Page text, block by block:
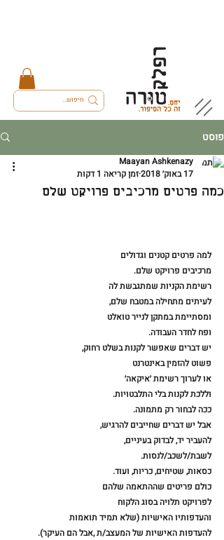
פוסט
כמה פרטים מרכיבים פרויקט שלם
Maayan Ashkenazy
17 באוק׳ 2018
זמן קריאה 1 דקות
למה פרטים קטנים וגדולים
מרכיבים פרויקט שלם.
רשימת הקניות שמתגבשת לה
לעיתים מתחילה במטבח שלם,
ומסתיימת במתקן לנייר טואלט
ופח לחדר העבודה.
יש דברים שאפשר לקנות בשלט רחוק,
פשוט להזמין באינטרנט
או לערוך רשימת ׳איקאה׳
וללכת לקנות בלי התלבטויות.
ככה לבחור רק מתמונה.
אבל יש דברים שחייבים להרגיש,
להעביר יד, לבדוק בעיניים,
לשבת/לשכב/לנסות.
כסאות, שטיחים, כריות, ועוד.
כולם פריטים שההתאמה שלהם
לפרויקט תלויה בסוג הלקוח
והעדפותיו האישיות (שלא תמיד תואמות
להעדפות האישיות של המעצב/ת ,אבל הם העיקר).